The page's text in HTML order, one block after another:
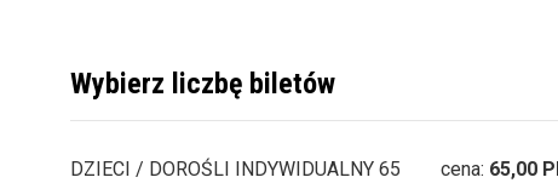
Wybierz liczbę biletów
DZIECI / DOROŚLI INDYWIDUALNY 65 cena: 65,00